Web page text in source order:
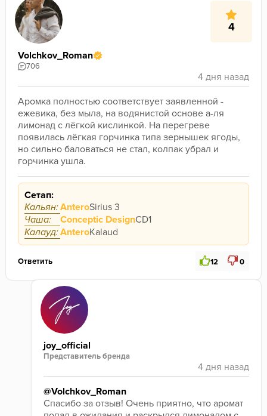
4
Volchkov_Roman
706
Аромка полностью соответствует заявленной -
ежевика, без мыла, на водянистой основе а-ля
лимонад с лёгкой кислинкой. На перегреве
появилась лёгкая горчинка типа зернышек ягоды,
но сильно баловаться не стал, колпак убрал и
горчинка ушла.
Сетап:
Кальян:AnteroSirius 3
Чаша:
Conceptic DesignCD1
Калауд:AnteroKalaud
Ответить 12 0
joy_official
Представитель бренда
@Volchkov_Roman
Спасибо за отзыв! Очень приятно, что аромат